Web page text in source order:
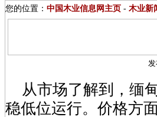
您的位置： 中国木业信息网主页 - 木业新
发
从市场了解到，缅
稳低位运行。价格方